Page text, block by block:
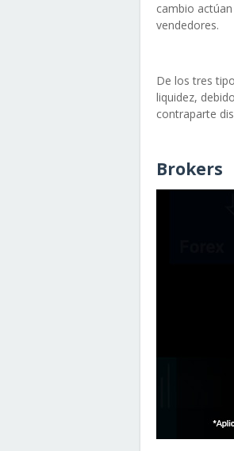
cambio
vendedores.
De los tres
liquidez,
contraparte
Brokers